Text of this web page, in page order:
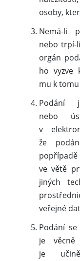
osoby,
Nemá-li
nebo trpí-
orgán
ho vyzve
mu k
Podání
nebo
v
že
ve větě
jiných
veřejné
Podání
je
je